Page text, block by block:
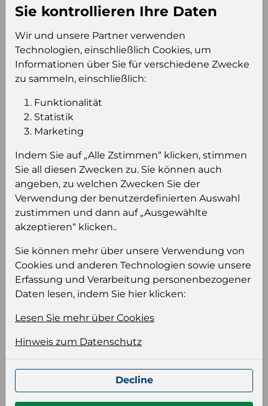
pro Palette
Stückzahl pro
Palette
880
Einloggen um den Preis zu
Sie müssen eingeloggt sein, um Preise zu
sehen und/oder dieses Produkt zu kaufen.
Einloggen Anmeldung für B2B Konto
Produktinformation
Wählen Sie eine Sprache und ein Format für
Ihre Produktdatei aus
Sprache
Keiner
Format auswählen
Sie kontrollieren Ihre Daten
Wir und unsere Partner verwenden
Technologien, einschließlich Cookies, um
Informationen über Sie für verschiedene Zwecke
zu sammeln, einschließlich:
Funktionalität
Statistik
Marketing
Indem Sie auf „Alle Zstimmen“ klicken, stimmen
Sie all diesen Zwecken zu. Sie können auch
angeben, zu welchen Zwecken Sie der
Verwendung der benutzerdefinierten Auswahl
zustimmen und dann auf „Ausgewählte
akzeptieren“ klicken..
Sie können mehr über unsere Verwendung von
Cookies und anderen Technologien sowie unsere
Erfassung und Verarbeitung personenbezogener
Daten lesen, indem Sie hier klicken:
Lesen Sie mehr über Cookies
Hinweis zum Datenschutz
Decline